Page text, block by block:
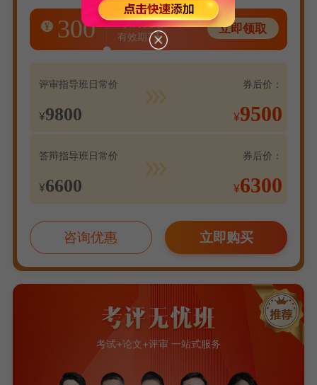
¥ 300 专属优惠
有效期7天
立即领取
评审指导班日常价
¥9800
券后价：
¥9500
答辩指导班日常价
¥6600
券后价：
¥6300
咨询优惠 立即购买
考试+论文+评审 一站式服务